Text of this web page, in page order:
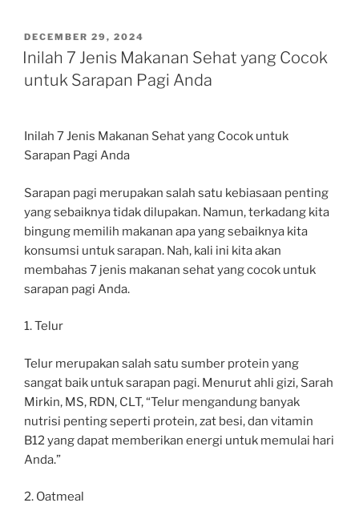
POSTED
ON
DECEMBER 29, 2024
Inilah 7 Jenis Makanan Sehat yang Cocok
untuk Sarapan Pagi Anda
Inilah 7 Jenis Makanan Sehat yang Cocok untuk
Sarapan Pagi Anda
Sarapan pagi merupakan salah satu kebiasaan penting
yang sebaiknya tidak dilupakan. Namun, terkadang kita
bingung memilih makanan apa yang sebaiknya kita
konsumsi untuk sarapan. Nah, kali ini kita akan
membahas 7 jenis makanan sehat yang cocok untuk
sarapan pagi Anda.
1. Telur
Telur merupakan salah satu sumber protein yang
sangat baik untuk sarapan pagi. Menurut ahli gizi, Sarah
Mirkin, MS, RDN, CLT, “Telur mengandung banyak
nutrisi penting seperti protein, zat besi, dan vitamin
B12 yang dapat memberikan energi untuk memulai hari
Anda.”
2. Oatmeal